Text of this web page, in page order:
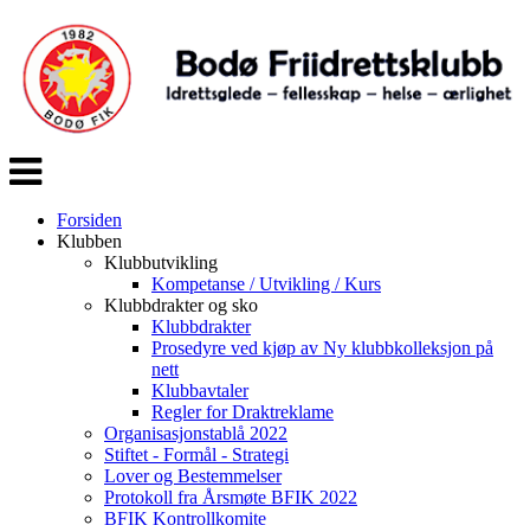
Veksle
navigasjon
Forsiden
Klubben
Klubbutvikling
Kompetanse / Utvikling / Kurs
Klubbdrakter og sko
Klubbdrakter
Prosedyre ved kjøp av Ny klubbkolleksjon på
nett
Klubbavtaler
Regler for Draktreklame
Organisasjonstablå 2022
Stiftet - Formål - Strategi
Lover og Bestemmelser
Protokoll fra Årsmøte BFIK 2022
BFIK Kontrollkomite